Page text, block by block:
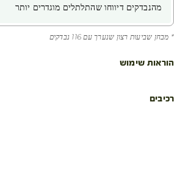
מהנבדקים דיווחו שהתלתלים מוגדרים יותר
* מבחן שביעות רצון שנערך עם 116 נבדקים
הוראות שימוש
רכיבים